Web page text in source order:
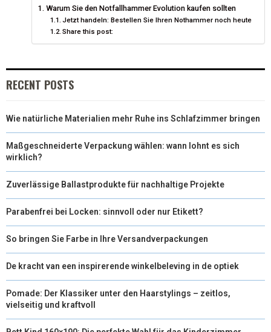
E K S N
Warum Sie den Notfallhammer Evolution kaufen sollten
Jetzt handeln: Bestellen Sie Ihren Nothammer noch heute
Share this post:
RECENT POSTS
Wie natürliche Materialien mehr Ruhe ins Schlafzimmer bringen
Maßgeschneiderte Verpackung wählen: wann lohnt es sich
wirklich?
Zuverlässige Ballastprodukte für nachhaltige Projekte
Parabenfrei bei Locken: sinnvoll oder nur Etikett?
So bringen Sie Farbe in Ihre Versandverpackungen
De kracht van een inspirerende winkelbeleving in de optiek
Pomade: Der Klassiker unter den Haarstylings – zeitlos,
vielseitig und kraftvoll